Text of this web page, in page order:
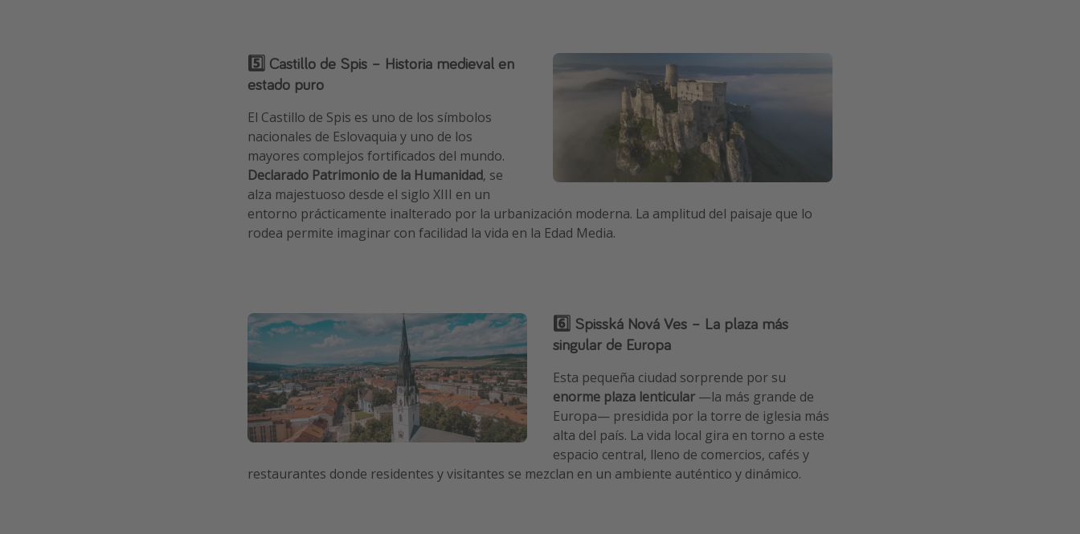
5️⃣ Castillo de Spis – Historia medieval en
estado puro
El Castillo de Spis es uno de los símbolos
nacionales de Eslovaquia y uno de los
mayores complejos fortificados del mundo.
Declarado Patrimonio de la Humanidad, se
alza majestuoso desde el siglo XIII en un
entorno prácticamente inalterado por la urbanización moderna. La amplitud del paisaje que lo
rodea permite imaginar con facilidad la vida en la Edad Media.
6️⃣ Spisská Nová Ves – La plaza más
singular de Europa
Esta pequeña ciudad sorprende por su
enorme plaza lenticular —la más grande de
Europa— presidida por la torre de iglesia más
alta del país. La vida local gira en torno a este
espacio central, lleno de comercios, cafés y
restaurantes donde residentes y visitantes se mezclan en un ambiente auténtico y dinámico.